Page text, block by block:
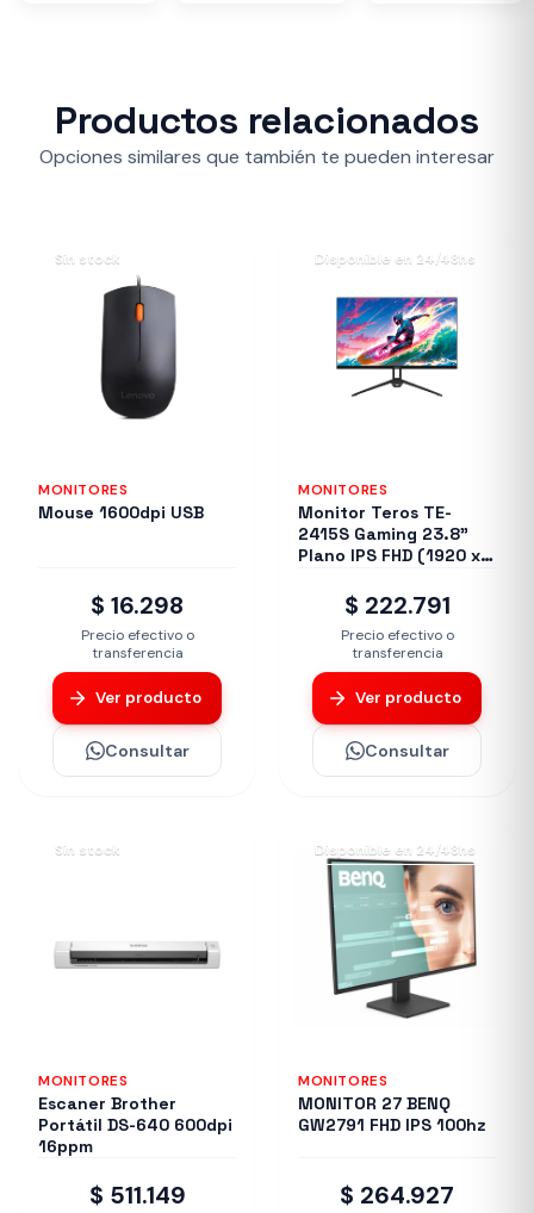
Productos relacionados
Opciones similares que también te pueden interesar
Sin stock
MONITORES
Mouse 1600dpi USB
$ 16.298
Precio efectivo o
transferencia
Ver producto
Consultar
Disponible en 24/48hs
MONITORES
Monitor Teros TE-
2415S Gaming 23.8”
Plano IPS FHD (1920 x
$ 222.791
Precio efectivo o
transferencia
Ver producto
Consultar
Sin stock
MONITORES
Escaner Brother
Portátil DS-640 600dpi
16ppm
$ 511.149
Disponible en 24/48hs
MONITORES
MONITOR 27 BENQ
GW2791 FHD IPS 100hz
$ 264.927